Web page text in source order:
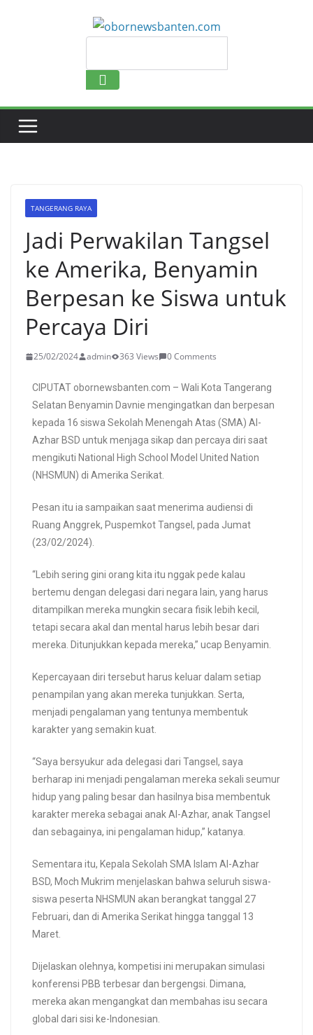
Search
TANGERANG RAYA
Jadi Perwakilan Tangsel
ke Amerika, Benyamin
Berpesan ke Siswa untuk
Percaya Diri
25/02/2024 admin 363 Views 0 Comments
CIPUTAT obornewsbanten.com – Wali Kota Tangerang
Selatan Benyamin Davnie mengingatkan dan berpesan
kepada 16 siswa Sekolah Menengah Atas (SMA) Al-
Azhar BSD untuk menjaga sikap dan percaya diri saat
mengikuti National High School Model United Nation
(NHSMUN) di Amerika Serikat.
Pesan itu ia sampaikan saat menerima audiensi di
Ruang Anggrek, Puspemkot Tangsel, pada Jumat
(23/02/2024).
“Lebih sering gini orang kita itu nggak pede kalau
bertemu dengan delegasi dari negara lain, yang harus
ditampilkan mereka mungkin secara fisik lebih kecil,
tetapi secara akal dan mental harus lebih besar dari
mereka. Ditunjukkan kepada mereka,” ucap Benyamin.
Kepercayaan diri tersebut harus keluar dalam setiap
penampilan yang akan mereka tunjukkan. Serta,
menjadi pengalaman yang tentunya membentuk
karakter yang semakin kuat.
“Saya bersyukur ada delegasi dari Tangsel, saya
berharap ini menjadi pengalaman mereka sekali seumur
hidup yang paling besar dan hasilnya bisa membentuk
karakter mereka sebagai anak Al-Azhar, anak Tangsel
dan sebagainya, ini pengalaman hidup,” katanya.
Sementara itu, Kepala Sekolah SMA Islam Al-Azhar
BSD, Moch Mukrim menjelaskan bahwa seluruh siswa-
siswa peserta NHSMUN akan berangkat tanggal 27
Februari, dan di Amerika Serikat hingga tanggal 13
Maret.
Dijelaskan olehnya, kompetisi ini merupakan simulasi
konferensi PBB terbesar dan bergengsi. Dimana,
mereka akan mengangkat dan membahas isu secara
global dari sisi ke-Indonesian.